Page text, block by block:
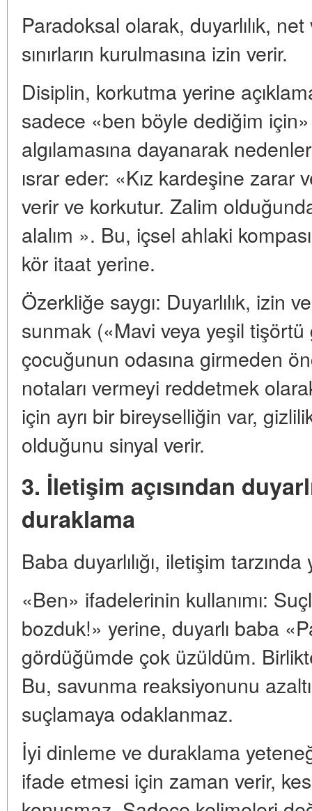
Paradoksal olarak, duyarlılık,
sınırların kurulmasına izin verir.
Disiplin, korkutma yerine
sadece «ben böyle dediğim
algılamasına dayanarak
ısrar eder: «Kız kardeşine zarar
verir ve korkutur. Zalim
alalım ». Bu, içsel ahlaki
kör itaat yerine.
Özerkliğe saygı: Duyarlılık, izin
sunmak («Mavi veya yeşil
çocuğunun odasına girmeden
notaları vermeyi reddetmek
için ayrı bir bireyselliğin var,
olduğunu sinyal verir.
3. İletişim açısından
duraklama
Baba duyarlılığı, iletişim tarzında
«Ben» ifadelerinin kullanımı:
bozduk!» yerine, duyarlı baba
gördüğümde çok üzüldüm.
Bu, savunma reaksiyonunu
suçlamaya odaklanmaz.
İyi dinleme ve duraklama
ifade etmesi için zaman verir,